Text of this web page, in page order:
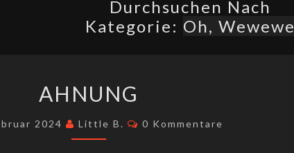
Durchsuchen Nach
Kategorie: Oh, Wewewe
AHNUNG
2024 Little B. Kommentare
0 Kommentare